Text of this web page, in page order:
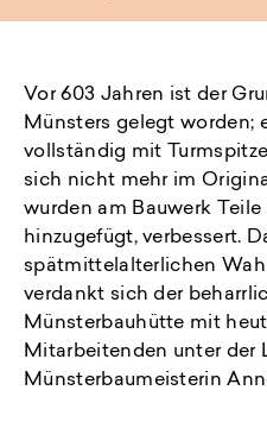
Vor 603 Jahren ist der
Münsters gelegt worden;
vollständig mit
sich nicht mehr im
wurden am Bauwerk
hinzugefügt, verbessert.
spätmittelalterlichen
verdankt sich der
Münsterbauhütte mit
Mitarbeitenden unter der
Münsterbaumeisterin